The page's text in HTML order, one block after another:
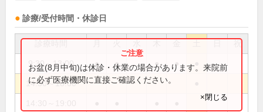
診療/受付時間・休診日
祝
9:30～13:00 ● ● ● ●
14:30～18:00
お盆(8月中旬)は休診・休業の場合があります。来院前
に必ず医療機関に直接ご確認ください。
×閉じる